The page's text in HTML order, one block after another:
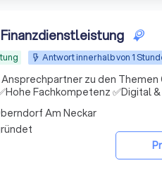
Antwort innerhalb von 1
zu den
Fachkompetenz ✅Digital
Am Neckar